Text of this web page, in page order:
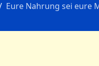
Eure Nahrung sei eure